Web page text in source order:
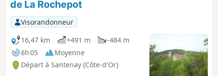
de La Rochepot
Visorandonneur
16,47 km
+491 m
-484 m
6h 05
Moyenne
Départ à Santenay (Côte-d'Or)